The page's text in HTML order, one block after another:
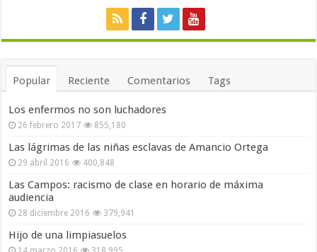
Popular Reciente Comentarios Tags
Los enfermos no son luchadores
26 febrero 2017 855,180
Las lágrimas de las niñas esclavas de Amancio Ortega
29 abril 2016 400,848
Las Campos: racismo de clase en horario de máxima
audiencia
28 diciembre 2016 379,941
Hijo de una limpiasuelos